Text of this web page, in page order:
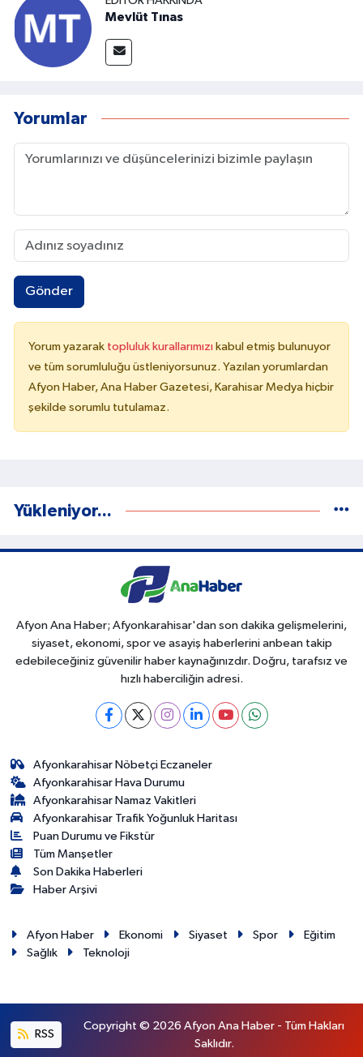
Mevlüt Tınas
Yorumlar
Gönder
Yorum yazarak topluluk kurallarımızı kabul etmiş bulunuyor
ve tüm sorumluluğu üstleniyorsunuz. Yazılan yorumlardan
Afyon Haber, Ana Haber Gazetesi, Karahisar Medya hiçbir
şekilde sorumlu tutulamaz.
Yükleniyor...
Afyon Ana Haber; Afyonkarahisar'dan son dakika gelişmelerini,
siyaset, ekonomi, spor ve asayiş haberlerini anbean takip
edebileceğiniz güvenilir haber kaynağınızdır. Doğru, tarafsız ve
hızlı haberciliğin adresi.
Afyonkarahisar Nöbetçi Eczaneler
Afyonkarahisar Hava Durumu
Afyonkarahisar Namaz Vakitleri
Afyonkarahisar Trafik Yoğunluk Haritası
Puan Durumu ve Fikstür
Tüm Manşetler
Son Dakika Haberleri
Haber Arşivi
Afyon Haber Ekonomi Siyaset Spor
Eğitim
Sağlık
Teknoloji
RSS
Copyright © 2026 Afyon Ana Haber - Tüm Hakları
Saklıdır.